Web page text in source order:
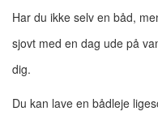
Har du ikke selv en båd,
sjovt med en dag ude på
dig.
Du kan lave en bådleje